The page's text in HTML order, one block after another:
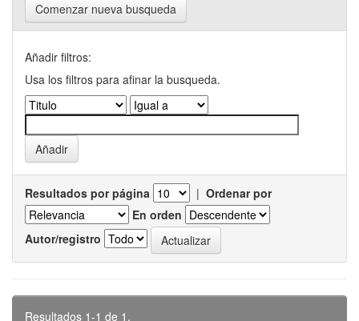
Comenzar nueva busqueda
Añadir filtros:
Usa los filtros para afinar la busqueda.
Resultados por página | Ordenar por
En orden
Autor/registro
Resultados 1-1 de 1.